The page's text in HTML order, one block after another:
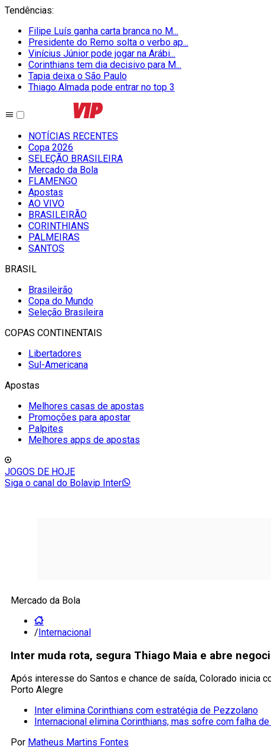
Tendências:
Filipe Luís ganha carta branca no M...
Presidente do Remo solta o verbo ap...
Vinícius Júnior pode jogar na Arábi...
Corinthians tem dia decisivo para M...
Tapia deixa o São Paulo
Thiago Almada pode entrar no top 3
NOTÍCIAS RECENTES
Copa 2026
SELEÇÃO BRASILEIRA
Mercado da Bola
FLAMENGO
Apostas
AO VIVO
BRASILEIRÃO
CORINTHIANS
PALMEIRAS
SANTOS
BRASIL
Brasileirão
Copa do Mundo
Seleção Brasileira
COPAS CONTINENTAIS
Libertadores
Sul-Americana
Apostas
Melhores casas de apostas
Promoções para apostar
Palpites
Melhores apps de apostas
JOGOS DE HOJE
Siga o canal do Bolavip Inter
Mercado da Bola
/Internacional
Inter muda rota, segura Thiago Maia e abre
Após interesse do Santos e chance de saída, Colorado inicia
Porto Alegre
Inter elimina Corinthians com estratégia de Pezzolano
Internacional elimina Corinthians, mas sofre com falha
Por Matheus Martins Fontes